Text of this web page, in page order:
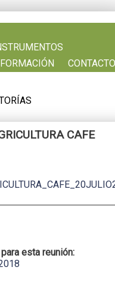
CONTACTO
CAFE
esta reunión: